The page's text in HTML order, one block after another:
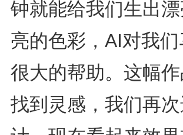
钟就能给我们生出
亮的色彩，AI对我
很大的帮助。这幅
找到灵感，我们再